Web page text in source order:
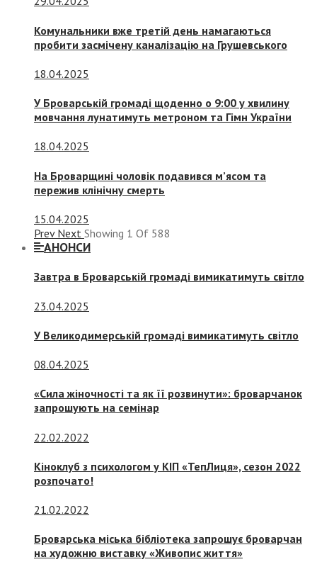
Комунальники вже третій день намагаються
пробити засмічену каналізацію на Грушевського
18.04.2025
У Броварській громаді щоденно о 9:00 у хвилину
мовчання лунатимуть метроном та Гімн України
18.04.2025
На Броварщині чоловік подавився м’ясом та
пережив клінічну смерть
15.04.2025
Prev Next Showing 1 Of 588
АНОНСИ
Завтра в Броварській громаді вимикатимуть світло
23.04.2025
У Великодимерській громаді вимикатимуть світло
08.04.2025
«Сила жіночності та як її розвинути»: броварчанок
запрошують на семінар
22.02.2022
Кіноклуб з психологом у КІП «ТепЛиця», сезон 2022
розпочато!
21.02.2022
Броварська міська бібліотека запрошує броварчан
на художню виставку «Живопис життя»